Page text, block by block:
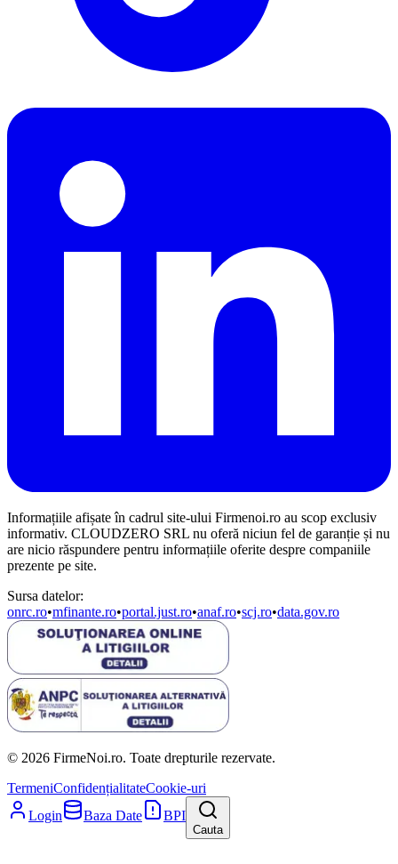
Informațiile afișate în cadrul site-ului Firmenoi.ro au scop exclusiv
informativ. CLOUDZERO SRL nu oferă niciun fel de garanție și nu
are nicio răspundere pentru informațiile oferite despre companiile
prezente pe site.
Sursa datelor:
onrc.ro•mfinante.ro•portal.just.ro•anaf.ro•scj.ro•data.gov.ro
© 2026 FirmeNoi.ro. Toate drepturile rezervate.
TermeniConfidențialitateCookie-uri
Login
Baza Date BPI
Cauta